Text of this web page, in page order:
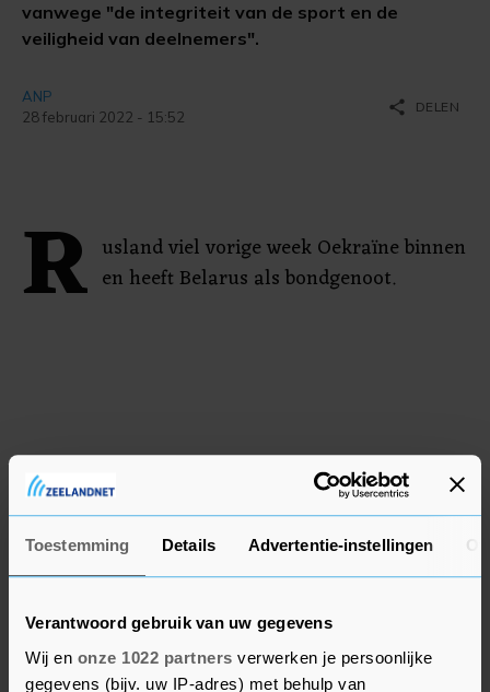
Toestemming Details Advertentie-instellingen
Verantwoord gebruik van uw gegevens
Wij en onze 1022 partners verwerken je persoonlijke
gegevens (bijv. uw IP-adres) met behulp van
vanwege "de integriteit van de sport en de
veiligheid van deelnemers".
ANP
28 februari 2022 - 15:52
share DELEN
R usland viel vorige week Oekraïne binnen
en heeft Belarus als bondgenoot.